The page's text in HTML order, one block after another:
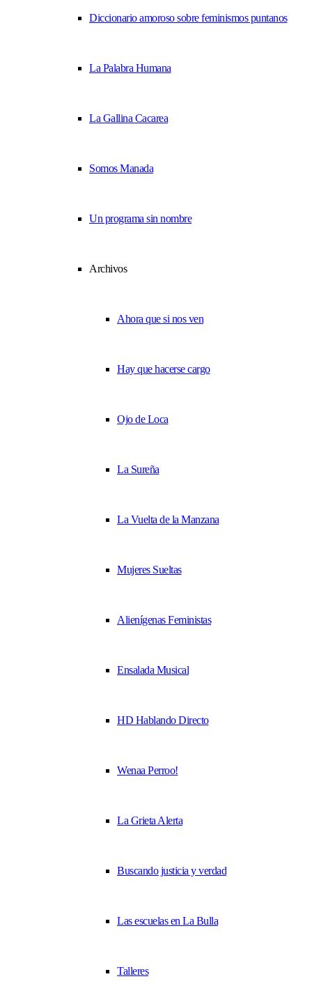
Diccionario amoroso sobre feminismos puntanos
La Palabra Humana
La Gallina Cacarea
Somos Manada
Un programa sin nombre
Archivos
Ahora que si nos ven
Hay que hacerse cargo
Ojo de Loca
La Sureña
La Vuelta de la Manzana
Mujeres Sueltas
Alienígenas Feministas
Ensalada Musical
HD Hablando Directo
Wenaa Perroo!
La Grieta Alerta
Buscando justicia y verdad
Las escuelas en La Bulla
Talleres